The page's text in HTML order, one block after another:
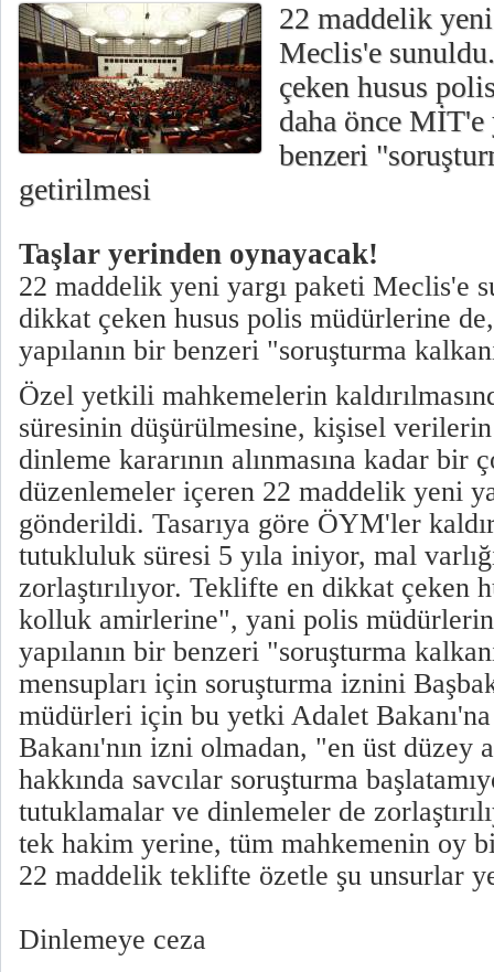
22 maddelik
Meclis'e
çeken husus
daha önce MİT'e
benzeri
getirilmesi
Taşlar yerinden oynayacak!
22 maddelik yeni yargı paketi Meclis'e
dikkat çeken husus polis müdürlerine
yapılanın bir benzeri "soruşturma
Özel yetkili mahkemelerin
süresinin düşürülmesine, kişisel
dinleme kararının alınmasına kadar bir
düzenlemeler içeren 22 maddelik yeni
gönderildi. Tasarıya göre ÖYM'ler
tutukluluk süresi 5 yıla iniyor, mal
zorlaştırılıyor. Teklifte en dikkat çeken
kolluk amirlerine", yani polis
yapılanın bir benzeri "soruşturma
mensupları için soruşturma iznini
müdürleri için bu yetki Adalet Bakanı'na
Bakanı'nın izni olmadan, "en üst
hakkında savcılar soruşturma
tutuklamalar ve dinlemeler de
tek hakim yerine, tüm mahkemenin oy
22 maddelik teklifte özetle şu unsurlar
Dinlemeye ceza